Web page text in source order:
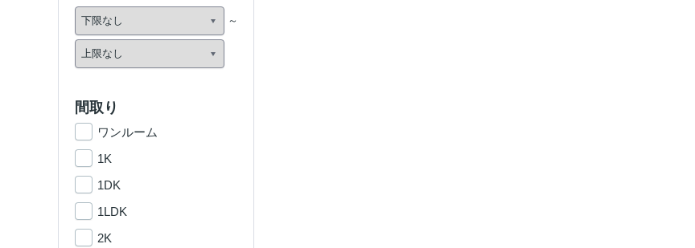
間取り
ワンルーム
1K
1DK
1LDK
2K